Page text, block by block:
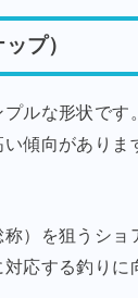
プ）
ルな形状で
傾向があり
）を狙うシ
応する釣りに